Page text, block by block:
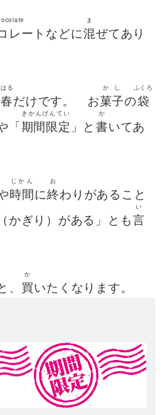
レート などに混
ま
ぜてあり
春
はる
だけです。 お菓子
かし
の袋
ふくろ
「期間限定
きかんげんてい
」と 書
か
いてあ
時間
じかん
に終
お
わりがあること
ぎり）がある」とも言
い
買
か
いたくなります。